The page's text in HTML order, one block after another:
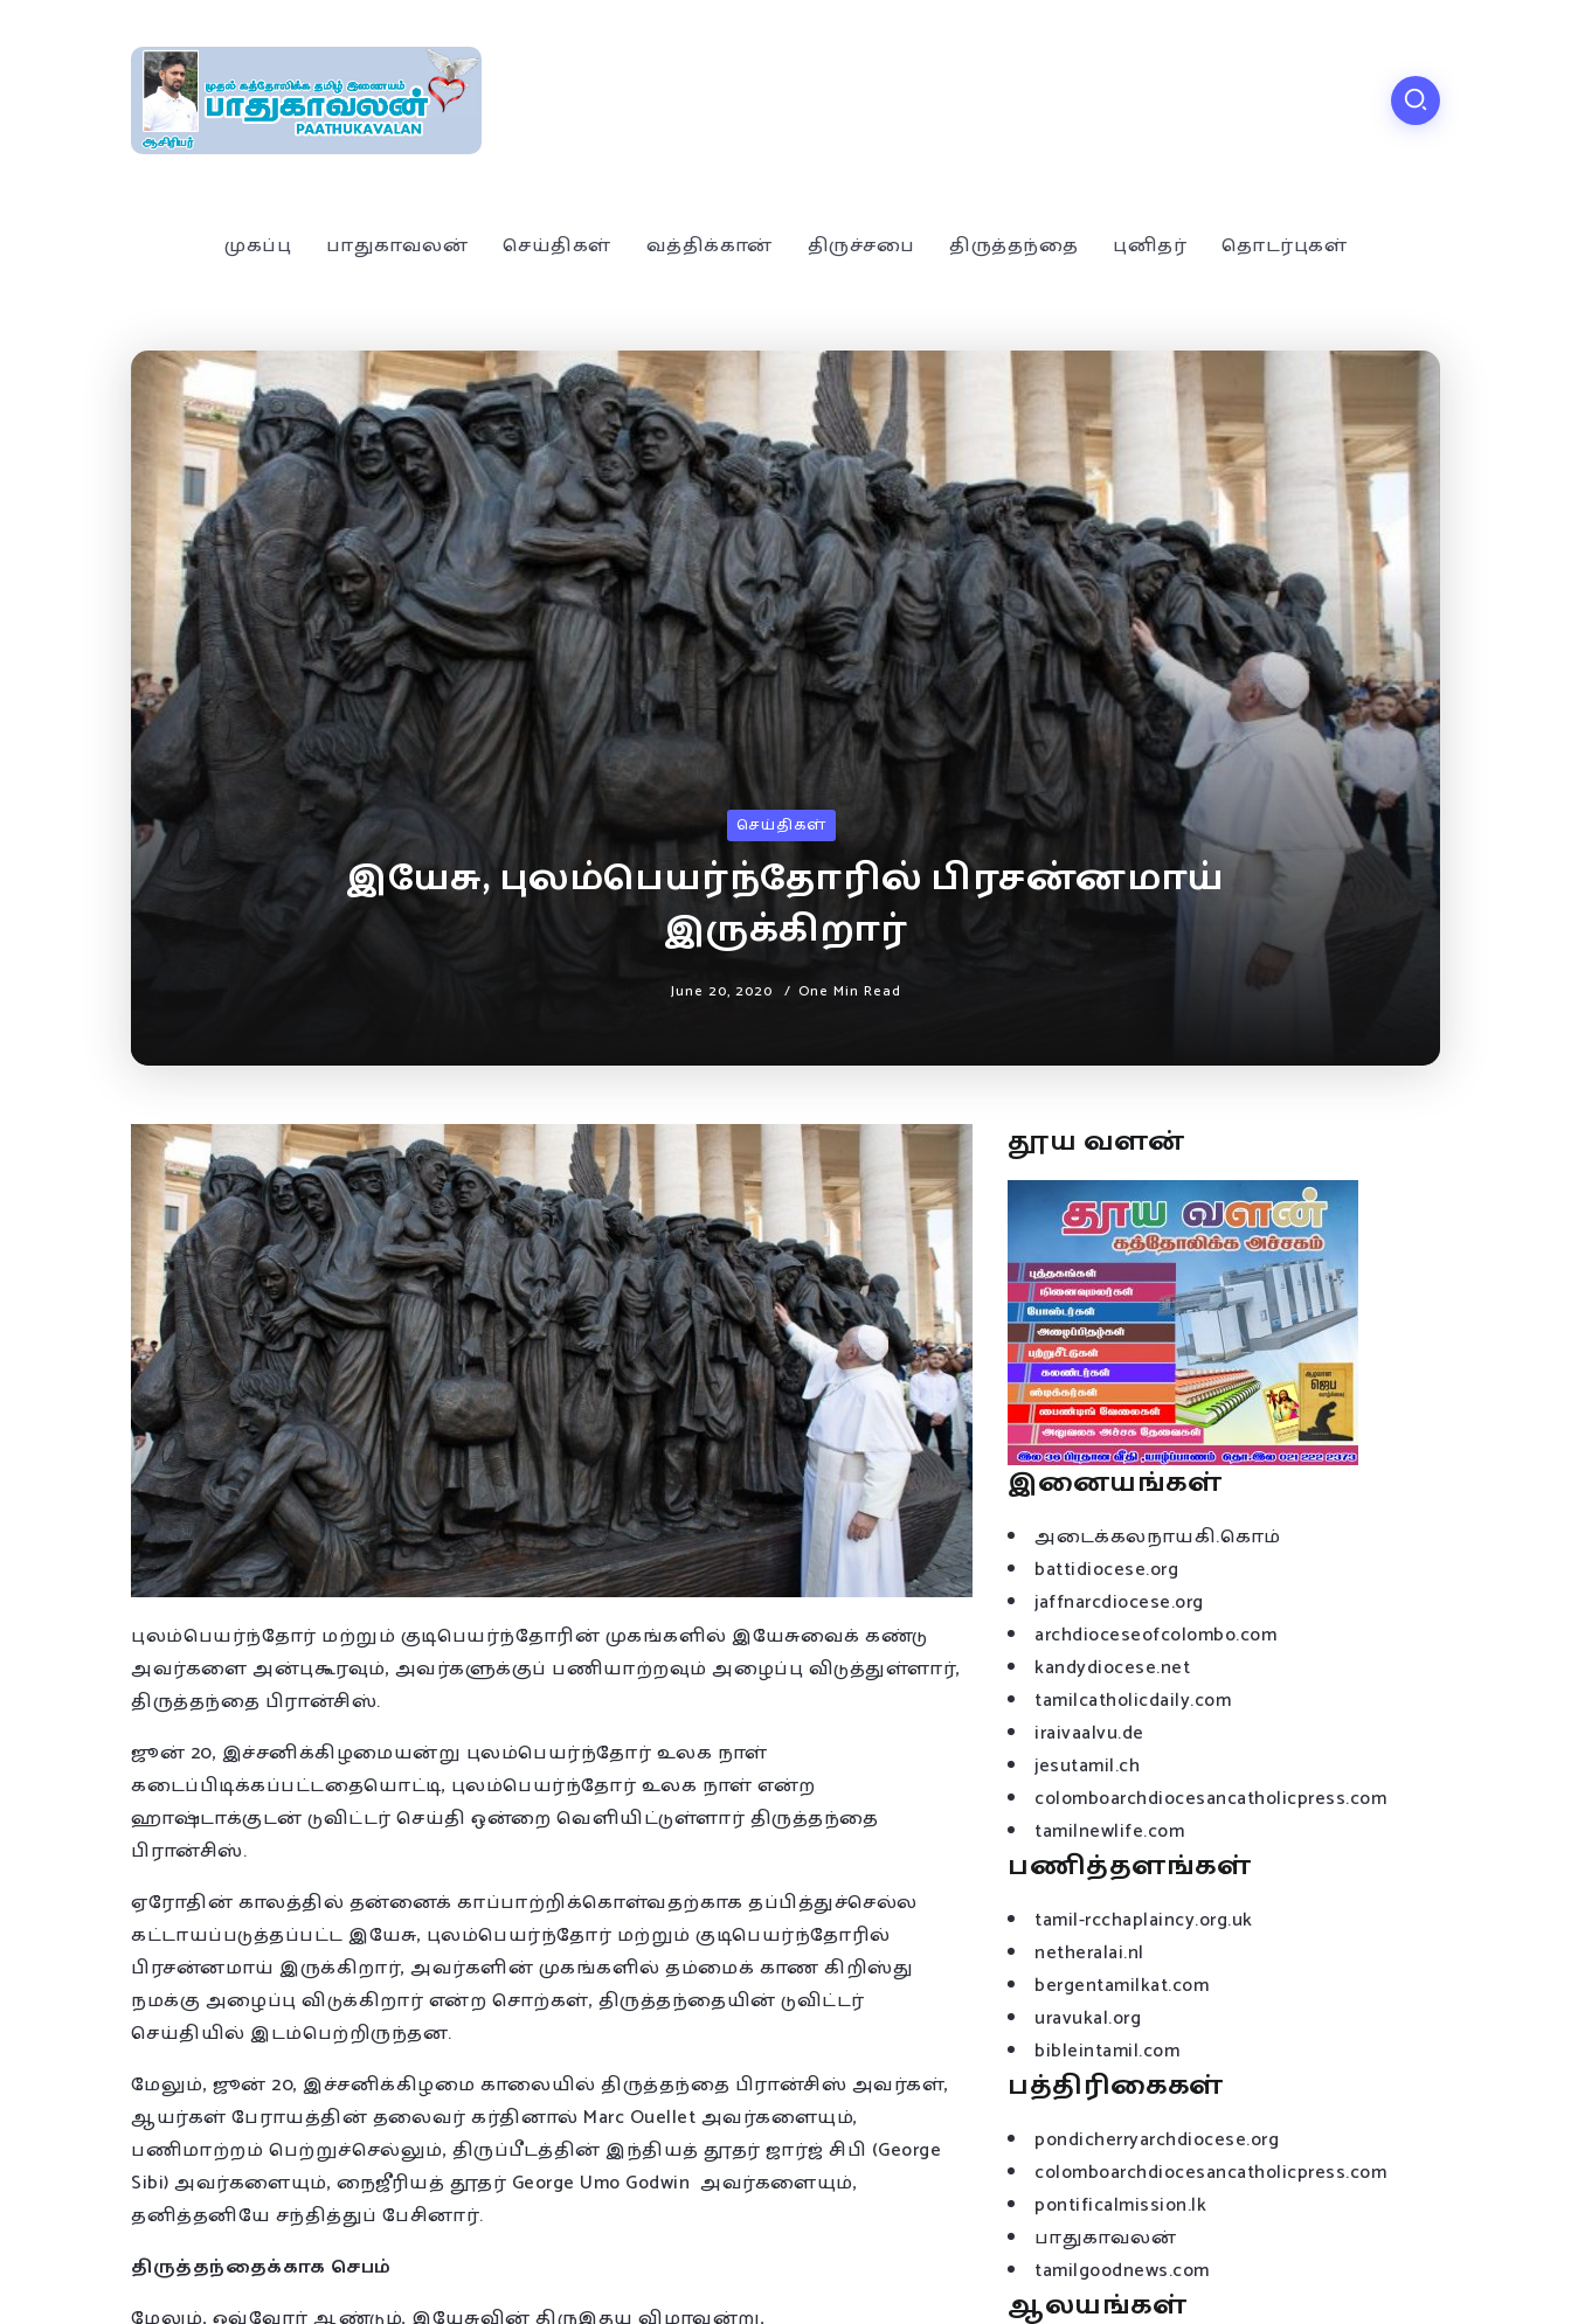
முகப்பு பாதுகாவலன் செய்திகள் வத்திக்கான் திருச்சபை திருத்தந்தை புனிதர் தொடர்புகள்
செய்திகள்
இயேசு, புலம்பெயர்ந்தோரில் பிரசன்னமாய்
இருக்கிறார்
June 20, 2020 One Min Read
புலம்பெயர்ந்தோர் மற்றும் குடிபெயர்ந்தோரின் முகங்களில் இயேசுவைக் கண்டு
அவர்களை அன்புகூரவும், அவர்களுக்குப் பணியாற்றவும் அழைப்பு விடுத்துள்ளார்,
திருத்தந்தை பிரான்சிஸ்.
ஜூன் 20, இச்சனிக்கிழமையன்று புலம்பெயர்ந்தோர் உலக நாள்
கடைப்பிடிக்கப்பட்டதையொட்டி, புலம்பெயர்ந்தோர் உலக நாள் என்ற
ஹாஷ்டாக்குடன் டுவிட்டர் செய்தி ஒன்றை வெளியிட்டுள்ளார் திருத்தந்தை
பிரான்சிஸ்.
ஏரோதின் காலத்தில் தன்னைக் காப்பாற்றிக்கொள்வதற்காக தப்பித்துச்செல்ல
கட்டாயப்படுத்தப்பட்ட இயேசு, புலம்பெயர்ந்தோர் மற்றும் குடிபெயர்ந்தோரில்
பிரசன்னமாய் இருக்கிறார், அவர்களின் முகங்களில் தம்மைக் காண கிறிஸ்து
நமக்கு அழைப்பு விடுக்கிறார் என்ற சொற்கள், திருத்தந்தையின் டுவிட்டர்
செய்தியில் இடம்பெற்றிருந்தன.
மேலும், ஜூன் 20, இச்சனிக்கிழமை காலையில் திருத்தந்தை பிரான்சிஸ் அவர்கள்,
ஆயர்கள் பேராயத்தின் தலைவர் கர்தினால் Marc Ouellet அவர்களையும்,
பணிமாற்றம் பெற்றுச்செல்லும், திருப்பீடத்தின் இந்தியத் தூதர் ஜார்ஜ் சிபி (George
Sibi) அவர்களையும், நைஜீரியத் தூதர் George Umo Godwin அவர்களையும்,
தனித்தனியே சந்தித்துப் பேசினார்.
திருத்தந்தைக்காக செபம்
தூய வளன்
இனையங்கள்
அடைக்கலநாயகி.கொம்
battidiocese.org
jaffnarcdiocese.org
archdioceseofcolombo.com
kandydiocese.net
tamilcatholicdaily.com
iraivaalvu.de
jesutamil.ch
colomboarchdiocesancatholicpress.com
tamilnewlife.com
பணித்தளங்கள்
tamil-rcchaplaincy.org.uk
netheralai.nl
bergentamilkat.com
uravukal.org
bibleintamil.com
பத்திரிகைகள்
pondicherryarchdiocese.org
colomboarchdiocesancatholicpress.com
pontificalmission.lk
பாதுகாவலன்
tamilgoodnews.com
ஆலயங்கள்